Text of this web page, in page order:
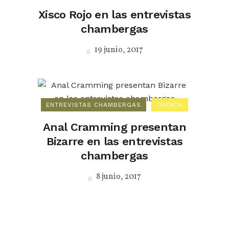
Xisco Rojo en las entrevistas
chambergas
19 junio, 2017
ENTREVISTAS CHAMBERGAS TRENCA
Anal Cramming presentan
Bizarre en las entrevistas
chambergas
8 junio, 2017